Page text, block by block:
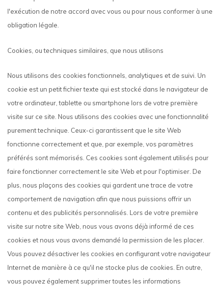
l'exécution de notre accord avec vous ou pour nous conformer à une
obligation légale.
Cookies, ou techniques similaires, que nous utilisons
Nous utilisons des cookies fonctionnels, analytiques et de suivi. Un
cookie est un petit fichier texte qui est stocké dans le navigateur de
votre ordinateur, tablette ou smartphone lors de votre première
visite sur ce site. Nous utilisons des cookies avec une fonctionnalité
purement technique. Ceux-ci garantissent que le site Web
fonctionne correctement et que, par exemple, vos paramètres
préférés sont mémorisés. Ces cookies sont également utilisés pour
faire fonctionner correctement le site Web et pour l'optimiser. De
plus, nous plaçons des cookies qui gardent une trace de votre
comportement de navigation afin que nous puissions offrir un
contenu et des publicités personnalisés. Lors de votre première
visite sur notre site Web, nous vous avons déjà informé de ces
cookies et nous vous avons demandé la permission de les placer.
Vous pouvez désactiver les cookies en configurant votre navigateur
Internet de manière à ce qu'il ne stocke plus de cookies. En outre,
vous pouvez également supprimer toutes les informations